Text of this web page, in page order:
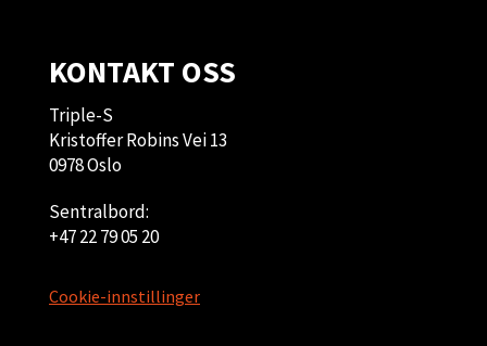
KONTAKT OSS
Triple-S
Kristoffer Robins Vei 13
0978 Oslo
Sentralbord:
+47 22 79 05 20
Cookie-innstillinger